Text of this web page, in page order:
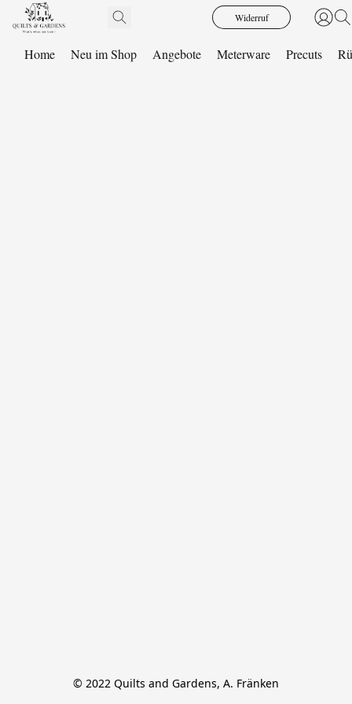
Widerruf
Home Neu im Shop Angebote Meterware Precuts
© 2022 Quilts and Gardens, A. Fränken